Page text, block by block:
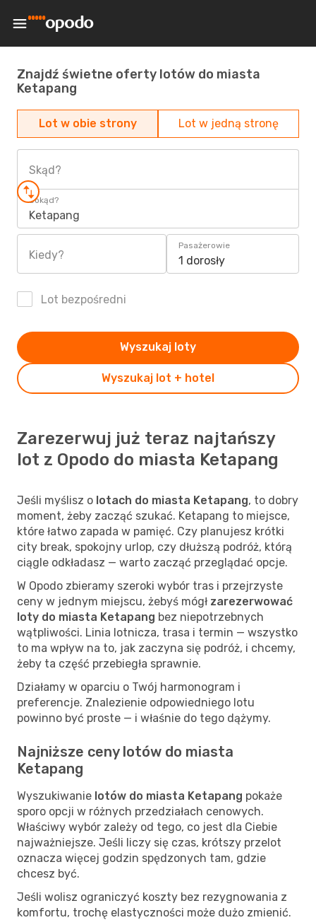
Znajdź świetne oferty lotów do miasta
Ketapang
Lot w obie strony Lot w jedną stronę
Skąd?
Dokąd?
Ketapang
Kiedy?
Pasażerowie
1 dorosły
Lot bezpośredni
Wyszukaj lot + hotel
Wyszukaj loty
Zarezerwuj już teraz najtańszy
lot z Opodo do miasta Ketapang
Jeśli myślisz o lotach do miasta Ketapang, to dobry
moment, żeby zacząć szukać. Ketapang to miejsce,
które łatwo zapada w pamięć. Czy planujesz krótki
city break, spokojny urlop, czy dłuższą podróż, którą
ciągle odkładasz — warto zacząć przeglądać opcje.
W Opodo zbieramy szeroki wybór tras i przejrzyste
ceny w jednym miejscu, żebyś mógł zarezerwować
loty do miasta Ketapang bez niepotrzebnych
wątpliwości. Linia lotnicza, trasa i termin — wszystko
to ma wpływ na to, jak zaczyna się podróż, i chcemy,
żeby ta część przebiegła sprawnie.
Działamy w oparciu o Twój harmonogram i
preferencje. Znalezienie odpowiedniego lotu
powinno być proste — i właśnie do tego dążymy.
Najniższe ceny lotów do miasta
Ketapang
Wyszukiwanie lotów do miasta Ketapang pokaże
sporo opcji w różnych przedziałach cenowych.
Właściwy wybór zależy od tego, co jest dla Ciebie
najważniejsze. Jeśli liczy się czas, krótszy przelot
oznacza więcej godzin spędzonych tam, gdzie
chcesz być.
Jeśli wolisz ograniczyć koszty bez rezygnowania z
komfortu, trochę elastyczności może dużo zmienić.